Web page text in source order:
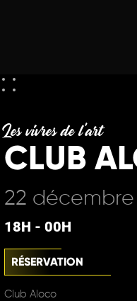
Les vivres de l'art
CLUB
22
18H - 00H
RÉSERVATION
Club Aloco